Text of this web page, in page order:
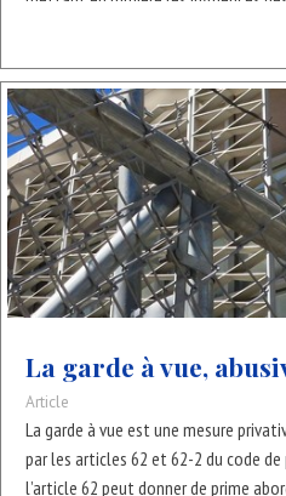
d’influence, enjeux économiques et
La garde à vue,
Article
La garde à vue est une mesure
par les articles 62 et 62-2 du code
l’article 62 peut donner de prime